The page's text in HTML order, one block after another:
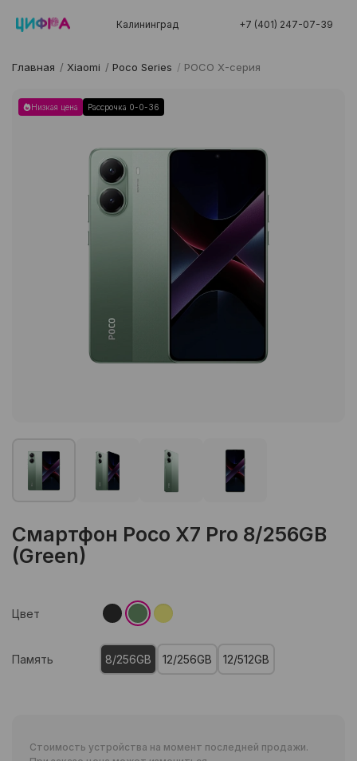
Калининград +7 (401) 247-07-39
Главная / Xiaomi / Poco Series / POCO X-серия
Низкая цена Рассрочка 0-0-36
Смартфон Poco X7 Pro 8/256GB
(Green)
Цвет
Память 8/256GB 12/256GB 12/512GB
Стоимость устройства на момент последней продажи.